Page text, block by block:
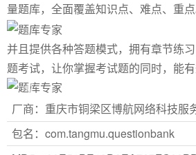
量题库，全面覆盖知识点、难点、重点
并且提供各种答题模式，拥有章节练
题考试，让你掌握考试题的同时，能有
Previous
厂商：重庆市铜梁区博航网络科技服
包名：com.tangmu.questionbank